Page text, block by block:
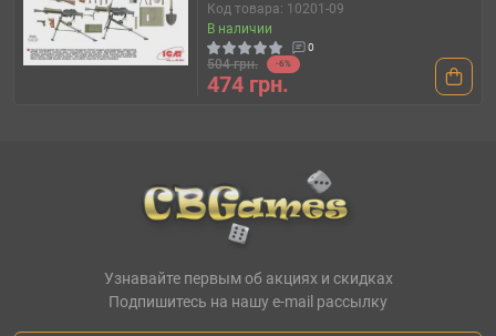
Код товара: 10201-09
В наличии
0
504 грн. -6%
474 грн.
Узнавайте первым об акциях и скидках
Подпишитесь на нашу e-mail рассылку